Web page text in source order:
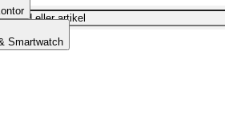
Smartwatch